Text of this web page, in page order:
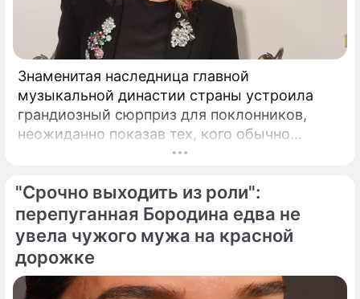
Знаменитая наследница главной
музыкальной династии страны устроила
грандиозный сюрприз для поклонников,
неожиданно показав тех, кого обычно
тщательно скрывает от посторонних глаз.
продолжает наслаждаться европейскими
каникулами, щедро делясь с публикой
яркими моментами своего роскошного
отпуска.
"Срочно выходить из роли":
перепуганная Бородина едва не
увела чужого мужа на красной
дорожке